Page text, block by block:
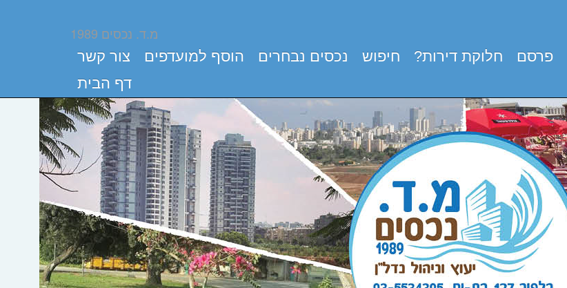
מ.ד. נכסים 1989
צור קשר הוסף למועדפים נכסים נבחרים חיפוש חלוקת דירות? פרסם
דף הבית